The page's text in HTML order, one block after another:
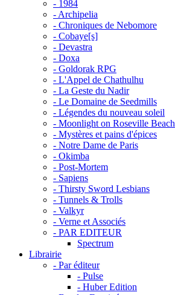
- 1984
- Archipelia
- Chroniques de Nebomore
- Cobaye[s]
- Devastra
- Doxa
- Goldorak RPG
- L'Appel de Chathulhu
- La Geste du Nadir
- Le Domaine de Seedmills
- Légendes du nouveau soleil
- Moonlight on Roseville Beach
- Mystères et pains d'épices
- Notre Dame de Paris
- Okimba
- Post-Mortem
- Sapiens
- Thirsty Sword Lesbians
- Tunnels & Trolls
- Valkyr
- Verne et Associés
- PAR EDITEUR
Spectrum
Librairie
- Par éditeur
- Pulse
- Huber Edition